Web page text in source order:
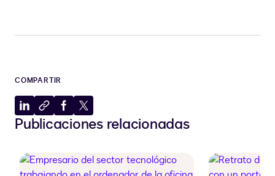
COMPARTIR
Compartir
en
Copiar
al
Compartir
en
Compartir
en
Publicaciones relacionadas